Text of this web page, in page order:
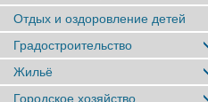
Отдых и оздоровление детей
Градостроительство
Жильё
Городское хозяйство